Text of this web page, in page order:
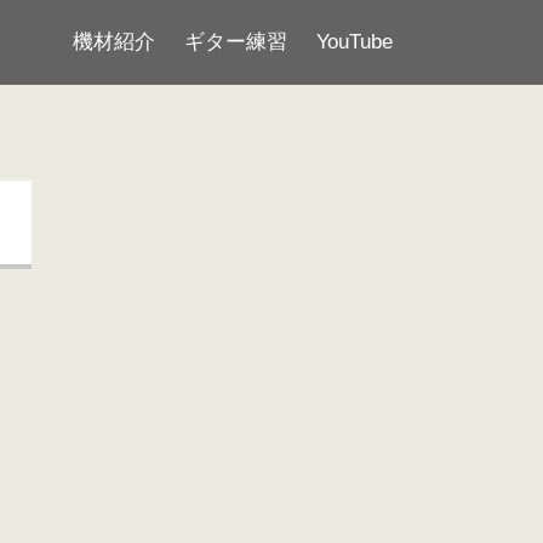
機材紹介 ギター練習 YouTube